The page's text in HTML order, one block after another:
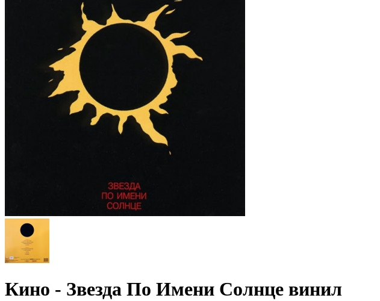
Кино - Звезда По Имени Солнце винил